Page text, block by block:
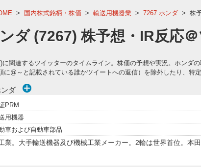
> 国内株式銘柄・株価 > 輸送用機器業 > 7267 ホンダ > 株
ダ (7267) 株予想・IR反応
に関連するツイッターのタイムライン。株価の予想や実況。ホンダ
に@～と記載されている誰かツイートへの返信）を除外したり、特
ダ
PRM
用機器
車および自動車部品
業。大手輸送機器及び機械工業メーカー。2輪は世界首位。本